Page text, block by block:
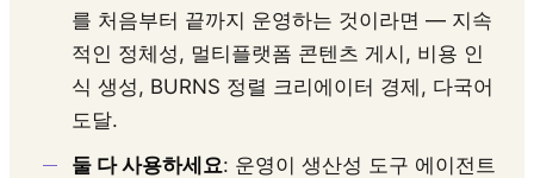
를 처음부터 끝까지 운영하는 것이라면 — 지속
적인 정체성, 멀티플랫폼 콘텐츠 게시, 비용 인
식 생성, BURNS 정렬 크리에이터 경제, 다국어
도달.
둘 다 사용하세요: 운영이 생산성 도구 에이전트